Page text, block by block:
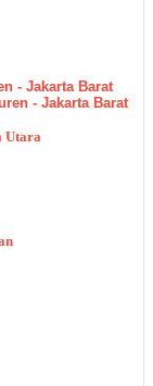
- Jakarta Barat
- Jakarta Barat
Utara